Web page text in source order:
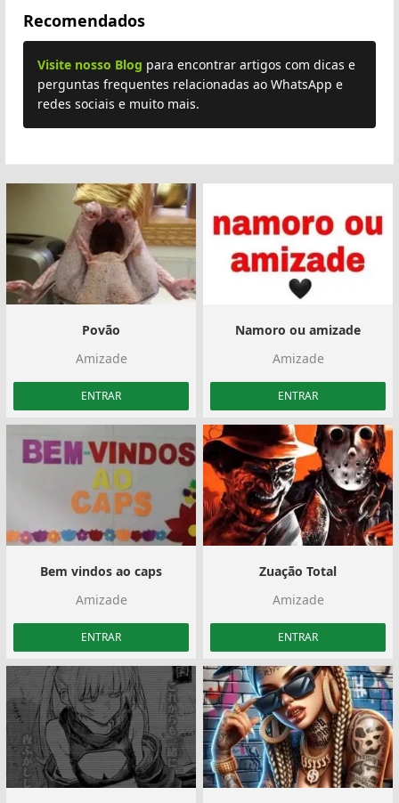
Recomendados
Visite nosso Blog para encontrar artigos com dicas e
perguntas frequentes relacionadas ao WhatsApp e
redes sociais e muito mais.
Povão
Amizade
ENTRAR
Namoro ou amizade
Amizade
ENTRAR
Bem vindos ao caps
Amizade
ENTRAR
Zuação Total
Amizade
ENTRAR